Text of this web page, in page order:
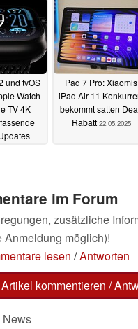
Thunderbolt 5
und tvOS
Watch
TV 4K
Pad 7 Pro: Xiaomis
iPad Air 11
bekommt satten
Rabatt 22.05.2025
im Forum
zusätzliche
Anmeldung möglich)!
lesen /Antworten
kommentieren /
News